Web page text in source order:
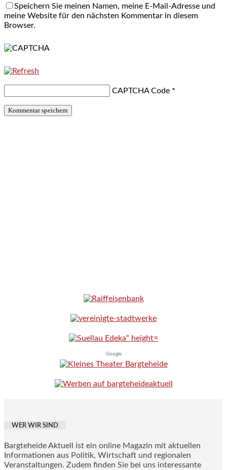
Speichern Sie meinen Namen, meine E-Mail-Adresse und
meine Website für den nächsten Kommentar in diesem
Browser.
CAPTCHA Code *
Google
WER WIR SIND
Bargteheide Aktuell ist ein online Magazin mit aktuellen
Informationen aus Politik, Wirtschaft und regionalen
Veranstaltungen. Zudem finden Sie bei uns interessante